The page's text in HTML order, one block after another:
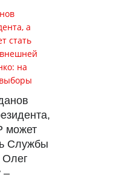
может
Службы
Олег
–